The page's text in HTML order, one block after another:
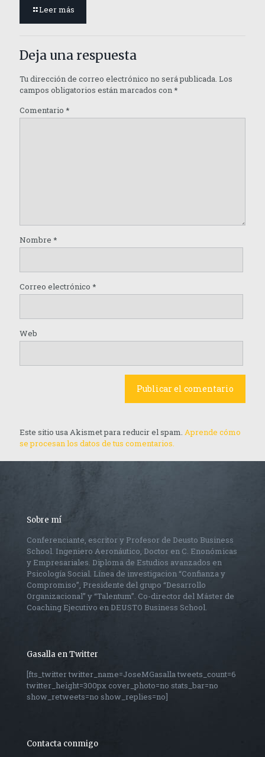
Leer más
Deja una respuesta
Tu dirección de correo electrónico no será publicada. Los
campos obligatorios están marcados con*
Comentario *
Nombre *
Correo electrónico *
Web
Este sitio usa Akismet para reducir el spam. Aprende cómo
se procesan los datos de tus comentarios.
Sobre mí
Conferenciante, escritor y Profesor de Deusto Business
School. Ingeniero Aeronáutico, Doctor en C. Enonómicas
y Empresariales. Diploma de Estudios avanzados en
Psicología Social. Línea de investigacion “Confianza y
Compromiso”, Presidente del grupo “Desarrollo
Organizacional” y “Talentum”. Co-director del Máster de
Coaching Ejecutivo en DEUSTO Business School.
Gasalla en Twitter
[fts_twitter twitter_name=JoseMGasalla tweets_count=6
twitter_height=300px cover_photo=no stats_bar=no
show_retweets=no show_replies=no]
Contacta conmigo